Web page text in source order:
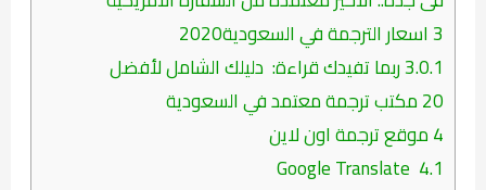
3 اسعار الترجمة في السعودية2020
3.0.1ربما تفيدك قراءة: دليلك الشامل لأفضل
20 مكتب ترجمة معتمد في السعودية
4موقع ترجمة اون لاين
4.1